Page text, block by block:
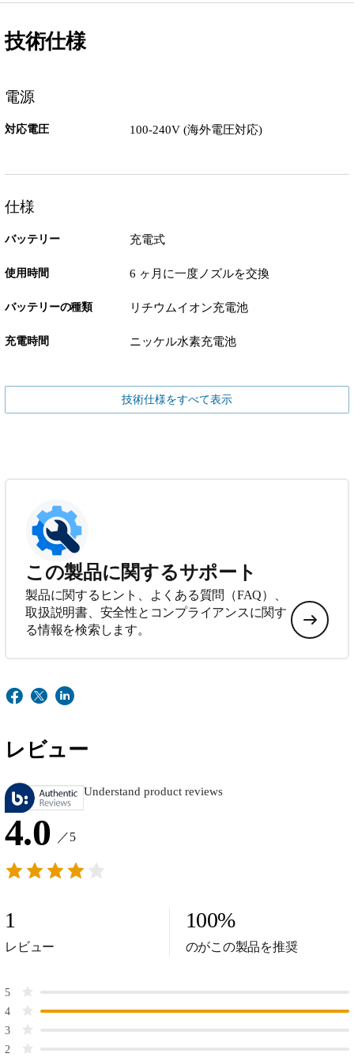
技術仕様
電源
対応電圧 100-240V (海外電圧対応)
仕様
バッテリー 充電式
使用時間 6 ヶ月に一度ノズルを交換
バッテリーの種類 リチウムイオン充電池
充電時間 ニッケル水素充電池
技術仕様をすべて表示
この製品に関するサポート
製品に関するヒント、よくある質問（FAQ）、
取扱説明書、安全性とコンプライアンスに関す
る情報を検索します。
レビュー
Understand product reviews
4.0 ／5
1
レビュー
100%
のがこの製品を推奨
5
4
3
2